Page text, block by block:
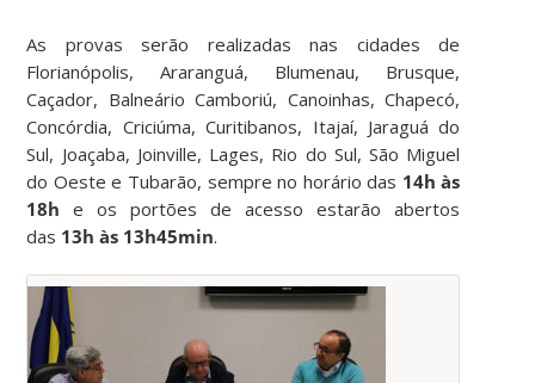
As provas serão realizadas nas cidades de
Florianópolis, Araranguá, Blumenau, Brusque,
Caçador, Balneário Camboriú, Canoinhas, Chapecó,
Concórdia, Criciúma, Curitibanos, Itajaí, Jaraguá do
Sul, Joaçaba, Joinville, Lages, Rio do Sul, São Miguel
do Oeste e Tubarão, sempre no horário das 14h às
18h e os portões de acesso estarão abertos
das 13h às 13h45min.